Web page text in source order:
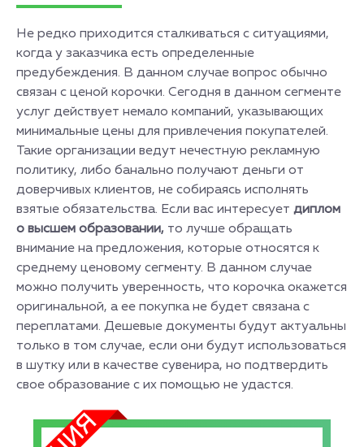
Не редко приходится сталкиваться с ситуациями,
когда у заказчика есть определенные
предубеждения. В данном случае вопрос обычно
связан с ценой корочки. Сегодня в данном сегменте
услуг действует немало компаний, указывающих
минимальные цены для привлечения покупателей.
Такие организации ведут нечестную рекламную
политику, либо банально получают деньги от
доверчивых клиентов, не собираясь исполнять
взятые обязательства. Если вас интересует диплом
о высшем образовании, то лучше обращать
внимание на предложения, которые относятся к
среднему ценовому сегменту. В данном случае
можно получить уверенность, что корочка окажется
оригинальной, а ее покупка не будет связана с
переплатами. Дешевые документы будут актуальны
только в том случае, если они будут использоваться
в шутку или в качестве сувенира, но подтвердить
свое образование с их помощью не удастся.